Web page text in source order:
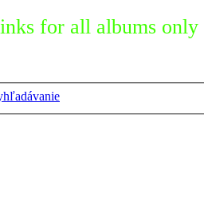
for all albums only